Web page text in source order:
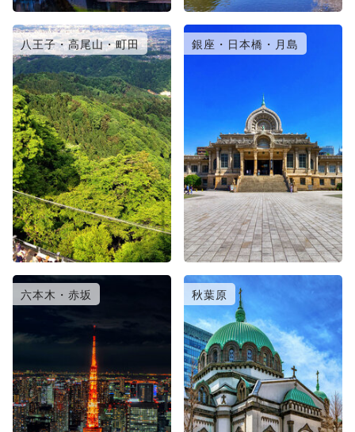
八王子・高尾山・町田 銀座・日本橋・月島
六本木・赤坂 秋葉原